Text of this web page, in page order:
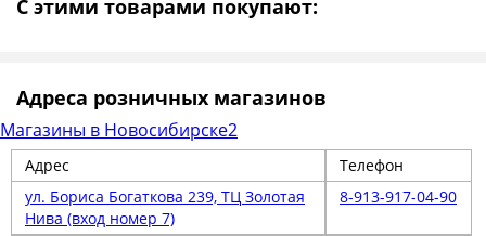
С этими товарами покупают:
Адреса розничных магазинов
Магазины в Новосибирске2
Адрес
Телефон
ул. Бориса Богаткова 239, ТЦ Золотая
Нива (вход номер 7)
8-913-917-04-90